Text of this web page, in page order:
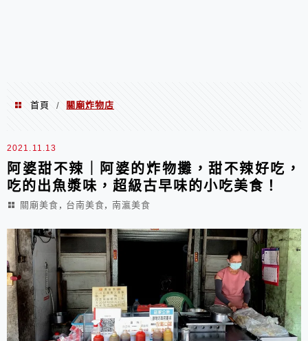
首頁 / 關廟炸物店
關廟炸物店
2021.11.13
阿婆甜不辣｜阿婆的炸物攤，甜不辣好吃，
吃的出魚漿味，超級古早味的小吃美食！
關廟美食 , 台南美食, 南瀛美食